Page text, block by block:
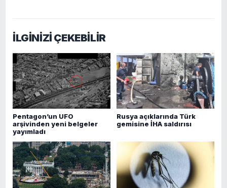
İLGİNİZİ ÇEKEBİLİR
Pentagon’un UFO
arşivinden yeni belgeler
yayımladı
Rusya açıklarında Türk
gemisine İHA saldırısı